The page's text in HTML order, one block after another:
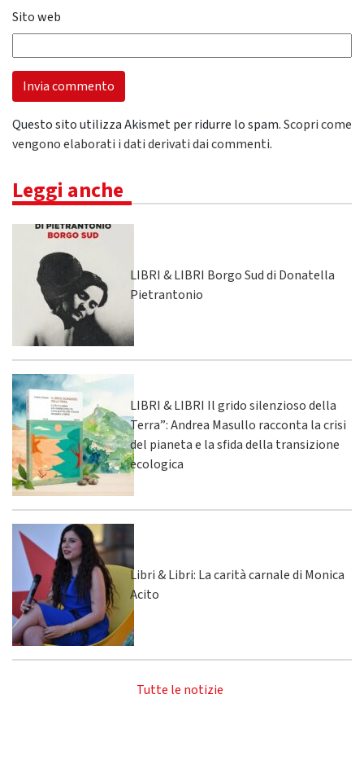
Sito web
Questo sito utilizza Akismet per ridurre lo spam.Scopri come
vengono elaborati i dati derivati dai commenti.
Leggi anche
LIBRI & LIBRI Borgo Sud di Donatella
Pietrantonio
LIBRI & LIBRI Il grido silenzioso della
Terra”: Andrea Masullo racconta la crisi
del pianeta e la sfida della transizione
ecologica
Libri & Libri: La carità carnale di Monica
Acito
Tutte le notizie